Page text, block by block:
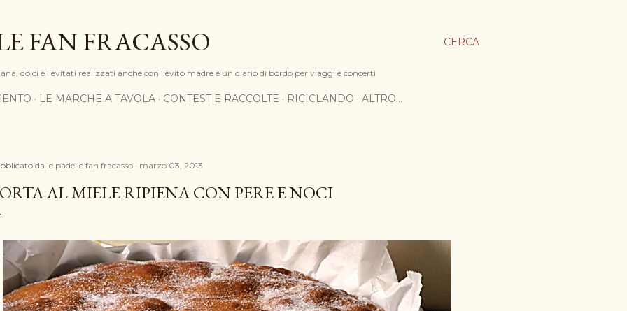
CERCA
FAN FRACASSO
dolci e lievitati realizzati anche con lievito madre e un diario di bordo per viaggi e concerti
LE MARCHE A TAVOLA CONTEST E RACCOLTE RICICLANDO ALTRO…
da le padelle fan fracasso marzo 03, 2013
AL MIELE RIPIENA CON PERE E NOCI